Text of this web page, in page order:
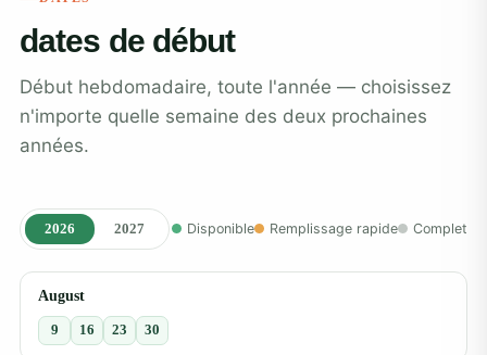
dates de début
Début hebdomadaire, toute l'année — choisissez
n'importe quelle semaine des deux prochaines
années.
2026 2027 Disponible Remplissage rapide Complet
August
9 16 23 30